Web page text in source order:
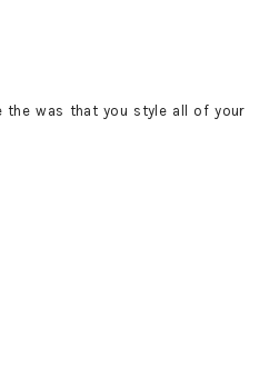
the was that you style all of your